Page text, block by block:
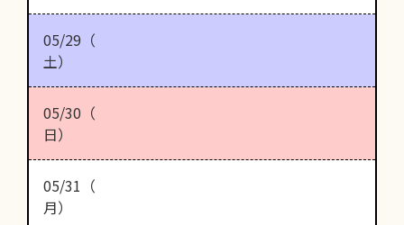
05/29（
土）
05/30（
日）
05/31（
月）